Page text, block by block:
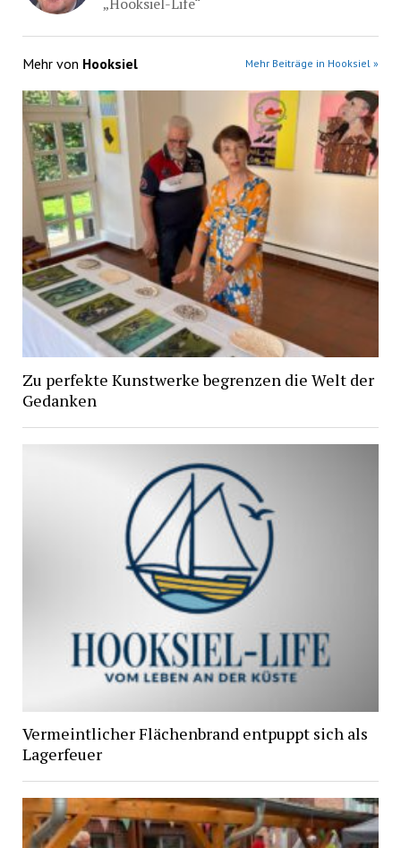
Mehr von Hooksiel Mehr Beiträge in Hooksiel »
Zu perfekte Kunstwerke begrenzen die Welt der
Gedanken
Vermeintlicher Flächenbrand entpuppt sich als
Lagerfeuer